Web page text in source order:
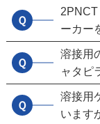
Ｑ
ーカー
Ｑ
溶接用
ャタピ
Ｑ
溶接用
います